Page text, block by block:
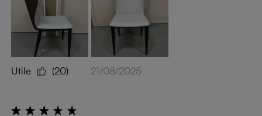
Utile (20) 21/08/2025